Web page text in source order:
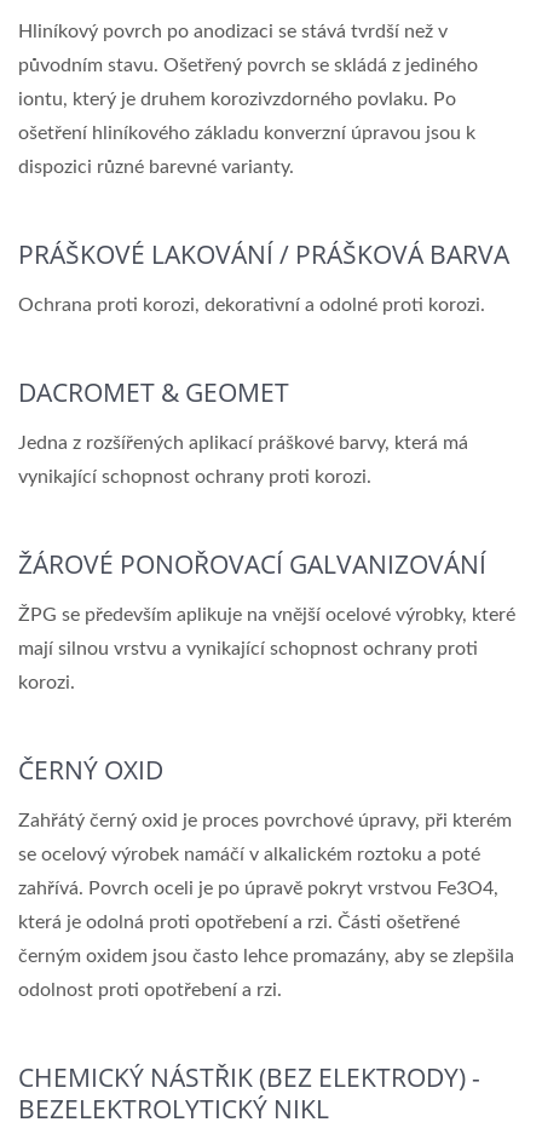
Hliníkový povrch po anodizaci se stává tvrdší než v
původním stavu. Ošetřený povrch se skládá z jediného
iontu, který je druhem korozivzdorného povlaku. Po
ošetření hliníkového základu konverzní úpravou jsou k
dispozici různé barevné varianty.
PRÁŠKOVÉ LAKOVÁNÍ / PRÁŠKOVÁ BARVA
Ochrana proti korozi, dekorativní a odolné proti korozi.
DACROMET & GEOMET
Jedna z rozšířených aplikací práškové barvy, která má
vynikající schopnost ochrany proti korozi.
ŽÁROVÉ PONOŘOVACÍ GALVANIZOVÁNÍ
ŽPG se především aplikuje na vnější ocelové výrobky, které
mají silnou vrstvu a vynikající schopnost ochrany proti
korozi.
ČERNÝ OXID
Zahřátý černý oxid je proces povrchové úpravy, při kterém
se ocelový výrobek namáčí v alkalickém roztoku a poté
zahřívá. Povrch oceli je po úpravě pokryt vrstvou Fe3O4,
která je odolná proti opotřebení a rzi. Části ošetřené
černým oxidem jsou často lehce promazány, aby se zlepšila
odolnost proti opotřebení a rzi.
CHEMICKÝ NÁSTŘIK (BEZ ELEKTRODY) -
BEZELEKTROLYTICKÝ NIKL